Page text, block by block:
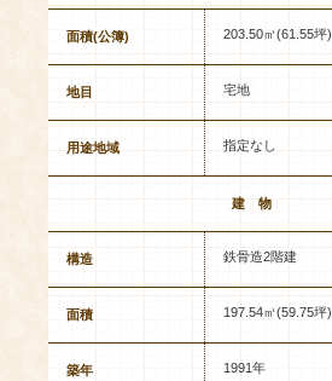
面積(公簿) 203.50㎡(61.55坪)
地目 宅地
用途地域 指定なし
建 物
構造 鉄骨造2階建
面積 197.54㎡(59.75坪)
築年 1991年